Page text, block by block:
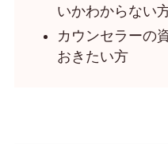
いかわからない
カウンセラーの
おきたい方